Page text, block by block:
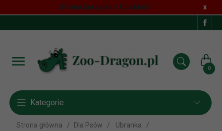
Strona korzysta z Cookies! x
0
Kategorie
Strona główna Dla Psów Ubranka